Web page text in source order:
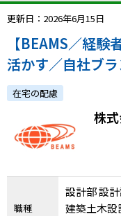
更新日：2026年6月15日
【BEAMS／経
活かす／自社ブ
ポジション／フル
在宅の配慮
株
職種
設計部 設
建築土木設